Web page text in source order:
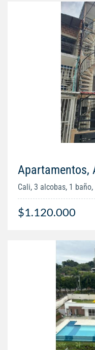
Apartamentos,
Cali, 3 alcobas, 1
$1.120.000